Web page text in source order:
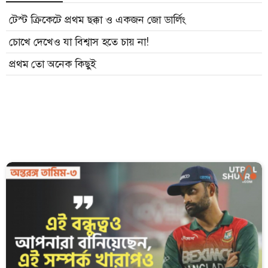
টেস্ট ক্রিকেটে প্রথম ছক্কা ও একজন জো ডার্লিং
চোখে দেখেও যা বিশ্বাস হতে চায় না!
প্রথম তো অনেক কিছুই